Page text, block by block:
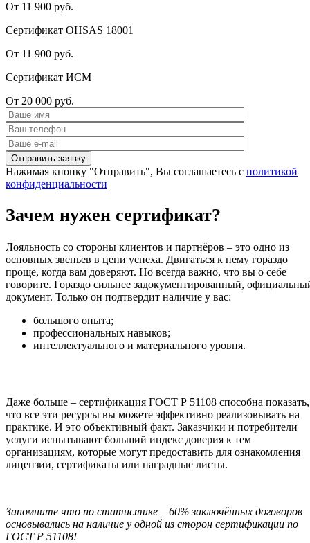
От 11 900 руб.
Сертификат OHSAS 18001
От 11 900 руб.
Сертификат ИСМ
От 20 000 руб.
Нажимая кнопку "Отправить", Вы соглашаетесь с политикой
конфиденциальности
Зачем нужен сертификат?
Лояльность со стороны клиентов и партнёров – это одно из
основных звеньев в цепи успеха. Двигаться к нему гораздо
проще, когда вам доверяют. Но всегда важно, что вы о себе
говорите. Гораздо сильнее задокументированный,
документ. Только он подтвердит наличие у вас:
большого опыта;
профессиональных навыков;
интеллектуального и материального уровня.
Даже больше – сертификация ГОСТ Р 51108 способна показать,
что все эти ресурсы вы можете эффективно реализовывать на
практике. И это объективный факт. Заказчики и потребители
услуги испытывают больший индекс доверия к тем
организациям, которые могут предоставить для ознакомления
лицензии, сертификаты или наградные листы.
Запомните что по статистике – 60% заключённых договоров
основывались на наличие у одной из сторон сертификации по
ГОСТ Р 51108!